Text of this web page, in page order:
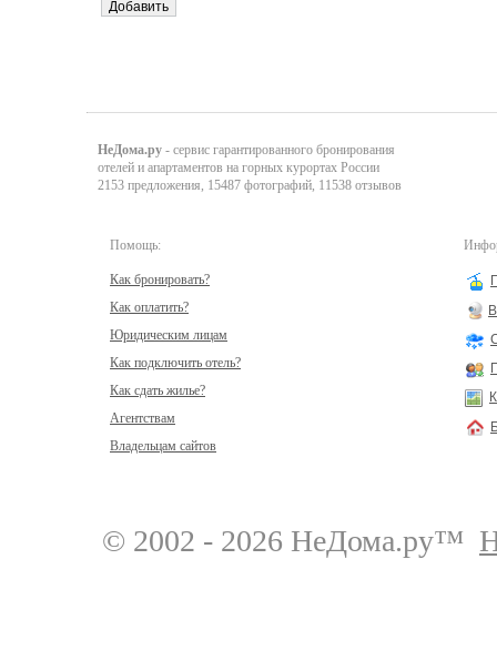
НеДома.ру - сервис гарантированного бронирования
отелей и апартаментов на горных курортах России
2153 предложения, 15487 фотографий, 11538 отзывов
Помощь:
Как бронировать?
Как оплатить?
Юридическим лицам
Как подключить отель?
Как сдать жилье?
Агентствам
Владельцам сайтов
© 2002 - 2026 НеДома.ру™